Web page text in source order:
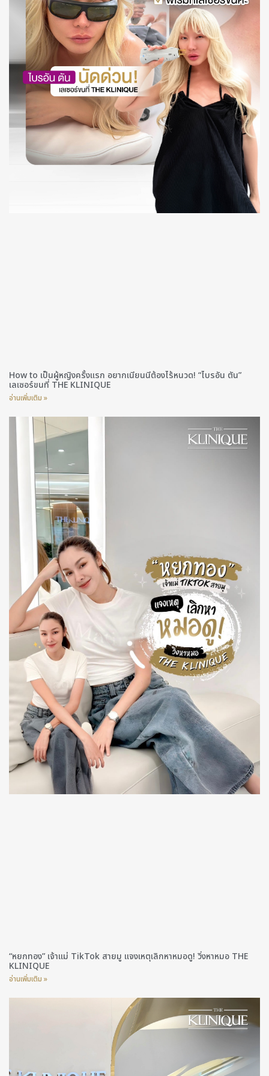
How to เป็นผู้หญิงครั้งแรก อยากเนียนนีต้องไร้หนวด! “ไบรอัน ตัน”
เลเซอร์ขนที่ THE KLINIQUE
อ่านเพิ่มเติม »
“หยกทอง” เจ้าแม่ TikTok สายมู แจงเหตุเลิกหาหมอดู! วิ่งหาหมอ THE
KLINIQUE
อ่านเพิ่มเติม »